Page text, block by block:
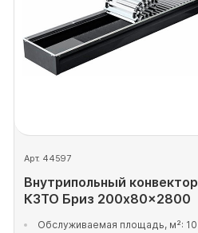
Арт. 44597
Внутрипольный конвектор
КЗТО Бриз 200x80x2800
Обслуживаемая площадь, м²: 10